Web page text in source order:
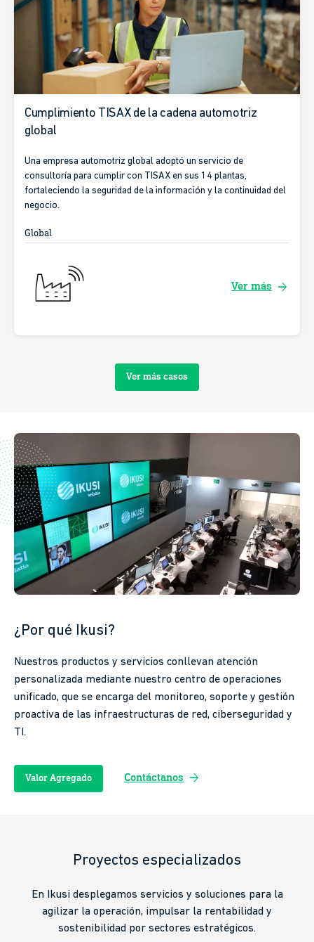
Cumplimiento TISAX de la cadena automotriz
global
Una empresa automotriz global adoptó un servicio de
consultoría para cumplir con TISAX en sus 14 plantas,
fortaleciendo la seguridad de la información y la continuidad del
negocio.
Global
Ver más arrow_forward
Ver más casos
¿Por qué Ikusi?
Nuestros productos y servicios conllevan atención
personalizada mediante nuestro centro de operaciones
unificado, que se encarga del monitoreo, soporte y gestión
proactiva de las infraestructuras de red, ciberseguridad y
TI.
Valor Agregado Contáctanos arrow_forward
Proyectos especializados
En Ikusi desplegamos servicios y soluciones para la
agilizar la operación, impulsar la rentabilidad y
sostenibilidad por sectores estratégicos.